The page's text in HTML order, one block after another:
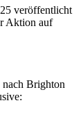
veröffentlicht
Aktion auf
nach Brighton